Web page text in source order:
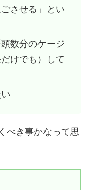
させる」とい
数分のケージ
けでも）して
べき事かなって思